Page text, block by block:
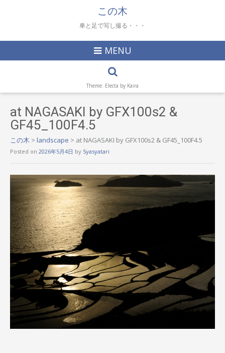
この木
車と足で写し撮る・・・
MENU
Theme: Electa by Kaira
at NAGASAKI by GFX100s2 &
GF45_100F4.5
この木 > landscape > at NAGASAKI by GFX100s2 & GF45_100F4.5
Posted on 2026年5月4日 by Syasyatari